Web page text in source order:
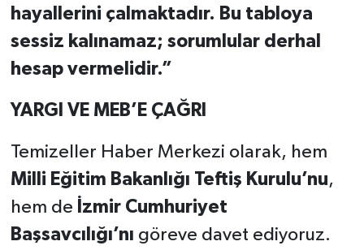
hayallerini çalmaktadır. Bu tabloya
sessiz kalınamaz; sorumlular derhal
hesap vermelidir.”
YARGI VE MEB’E ÇAĞRI
Temizeller Haber Merkezi olarak, hem
Milli Eğitim Bakanlığı Teftiş Kurulu’nu,
hem de İzmir Cumhuriyet
Başsavcılığı’nı göreve davet ediyoruz.